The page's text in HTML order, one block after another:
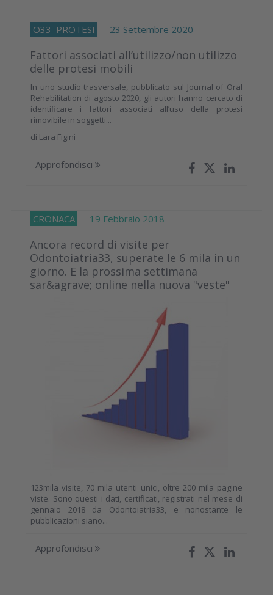
O33 PROTESI 23 Settembre 2020
Fattori associati all’utilizzo/non utilizzo
delle protesi mobili
In uno studio trasversale, pubblicato sul Journal of Oral
Rehabilitation di agosto 2020, gli autori hanno cercato di
identificare i fattori associati all’uso della protesi
rimovibile in soggetti...
di Lara Figini
Approfondisci
CRONACA 19 Febbraio 2018
Ancora record di visite per
Odontoiatria33, superate le 6 mila in un
giorno. E la prossima settimana
sar&agrave; online nella nuova "veste"
123mila visite, 70 mila utenti unici, oltre 200 mila pagine
viste. Sono questi i dati, certificati, registrati nel mese di
gennaio 2018 da Odontoiatria33, e nonostante le
pubblicazioni siano...
Approfondisci